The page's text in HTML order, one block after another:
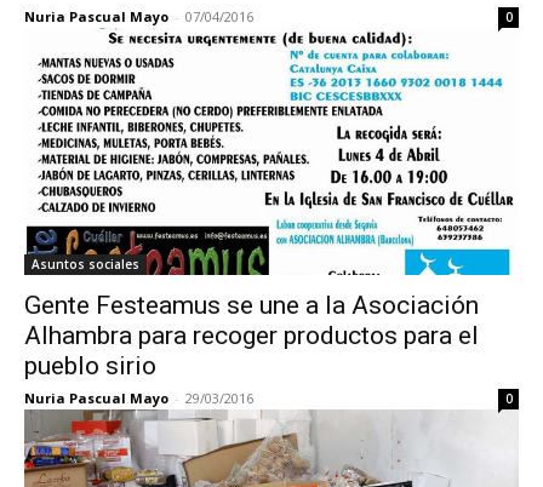
Nuria Pascual Mayo - 07/04/2016 0
Asuntos sociales
Gente Festeamus se une a la Asociación
Alhambra para recoger productos para el
pueblo sirio
Nuria Pascual Mayo - 29/03/2016 0